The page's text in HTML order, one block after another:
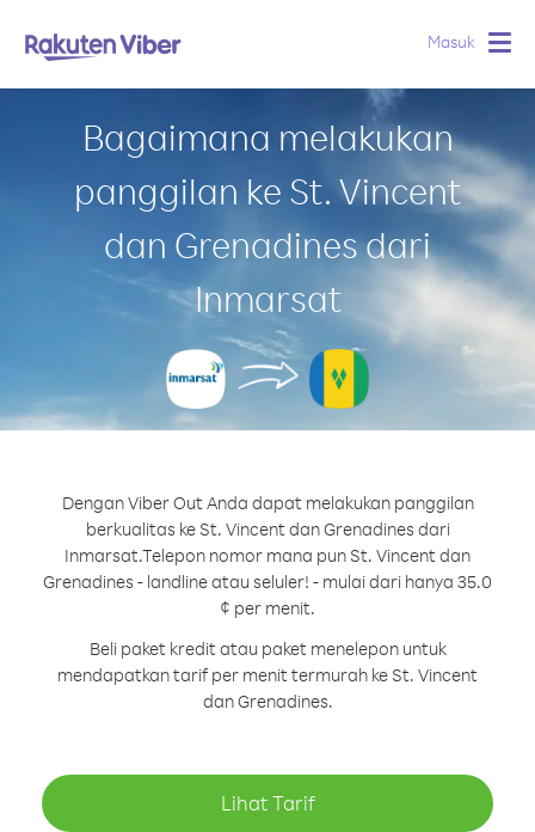
Masuk
Bagaimana melakukan
panggilan ke St. Vincent
dan Grenadines dari
Inmarsat
Dengan Viber Out Anda dapat melakukan panggilan
berkualitas ke St. Vincent dan Grenadines dari
Inmarsat.Telepon nomor mana pun St. Vincent dan
Grenadines - landline atau seluler! - mulai dari hanya 35.0
¢ per menit.
Beli paket kredit atau paket menelepon untuk
mendapatkan tarif per menit termurah ke St. Vincent
dan Grenadines.
Lihat Tarif